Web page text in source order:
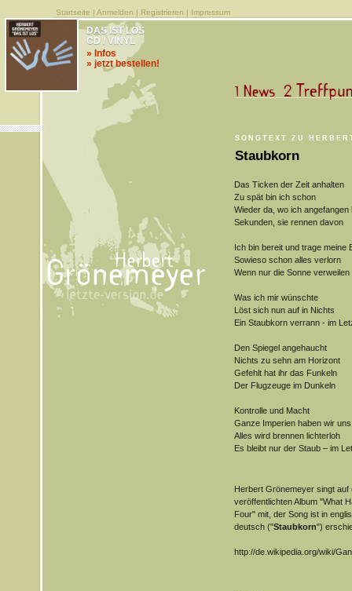
Startseite | Anmelden | Registrieren | Impressum
SONGTEXT ZU
Staubkorn
DAS IST LOS
CD / VINYL
» Infos
» jetzt bestellen!
Das Ticken der Zeit anhalten
Zu spät bin ich schon
Wieder da, wo ich angefangen
Sekunden, sie rennen davon
Ich bin bereit und trage meine
Sowieso schon alles verlorn
Wenn nur die Sonne verweilen
Was ich mir wünschte
Löst sich nun auf in Nichts
Ein Staubkorn verrann - im
Den Spiegel angehaucht
Nichts zu sehn am Horizont
Gefehlt hat ihr das Funkeln
Der Flugzeuge im Dunkeln
Kontrolle und Macht
Ganze Imperien haben wir
Alles wird brennen lichterloh
Es bleibt nur der Staub – im
Herbert Grönemeyer singt auf
veröffentlichten Album "What
Four" mit, der Song ist in
deutsch ("Staubkorn")
http://de.wikipedia.org/wiki/